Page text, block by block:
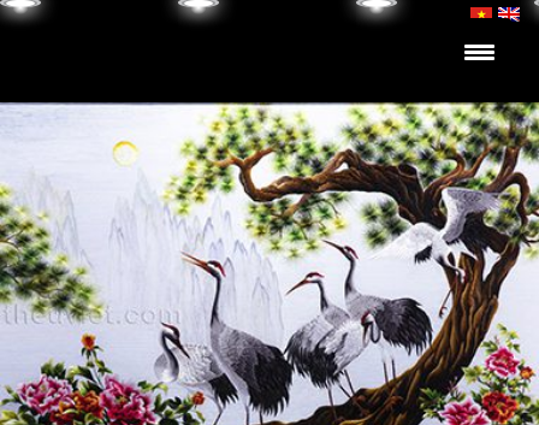
Skip to content